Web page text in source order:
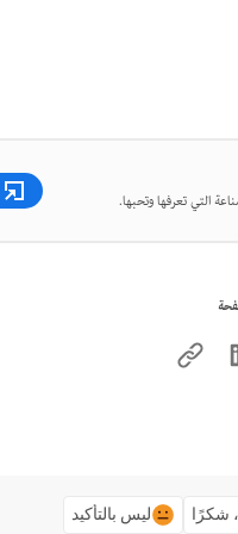
التي تعرفها وتحبها.
شكرًا ليس بالتأكيد